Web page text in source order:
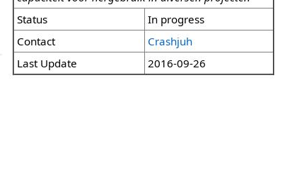
Status
In progress
Contact
Crashjuh
Last Update
2016-09-26